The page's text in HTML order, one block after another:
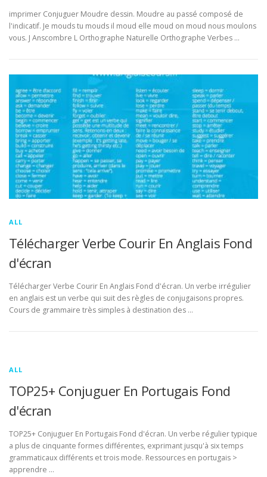
imprimer Conjuguer Moudre dessin. Moudre au passé composé de
l'indicatif. Je mouds tu mouds il moud elle moud on moud nous moulons
vous. J Anscombre L Orthographe Naturelle Orthographe Verbes …
ALL
Télécharger Verbe Courir En Anglais Fond
d'écran
Télécharger Verbe Courir En Anglais Fond d'écran. Un verbe irrégulier
en anglais est un verbe qui suit des règles de conjugaisons propres.
Cours de grammaire très simples à destination des …
ALL
TOP25+ Conjuguer En Portugais Fond
d'écran
TOP25+ Conjuguer En Portugais Fond d'écran. Un verbe régulier typique
a plus de cinquante formes différentes, exprimant jusqu'à six temps
grammaticaux différents et trois mode. Ressources en portugais >
apprendre …